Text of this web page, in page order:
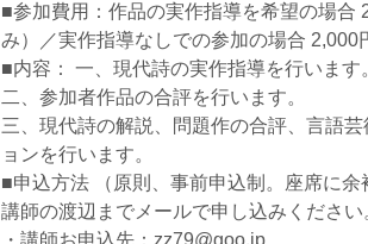
■参加費用：作品の実作指導を希望の場合
み）／実作指導なしでの参加の場合 2,000
■内容： 一、現代詩の実作指導を行います
二、参加者作品の合評を行います。
三、現代詩の解説、問題作の合評、言語
ョンを行います。
■申込方法 （原則、事前申込制。座席に
講師の渡辺までメールで申し込みください
・講師お申込先：zz79@goo.jp